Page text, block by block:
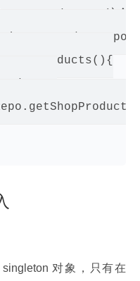
productRepo;
对象，只有在